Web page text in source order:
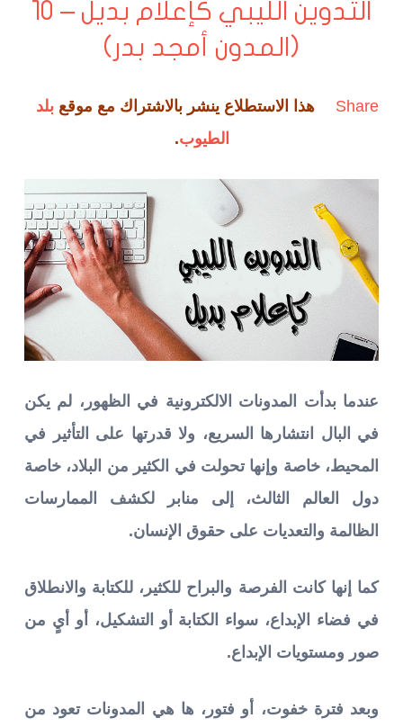
التدوين الليبي كإعلام بديل – 10
(المدون أمجد بدر)
Share هذا الاستطلاع ينشر بالاشتراك مع موقع بلد
الطيوب.
عندما بدأت المدونات الالكترونية في الظهور، لم يكن
في البال انتشارها السريع، ولا قدرتها على التأثير في
المحيط، خاصة وإنها تحولت في الكثير من البلاد، خاصة
دول العالم الثالث، إلى منابر لكشف الممارسات
الظالمة والتعديات على حقوق الإنسان.
كما إنها كانت الفرصة والبراح للكثير، للكتابة والانطلاق
في فضاء الإبداع، سواء الكتابة أو التشكيل، أو أيٍ من
صور ومستويات الإبداع.
وبعد فترة خفوت، أو فتور، ها هي المدونات تعود من